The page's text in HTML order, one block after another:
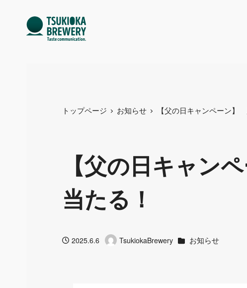
トップページ お知らせ 【父の日キャンペーン
【父の日キャン
当たる！
投稿日2025.6.6 著
TsukiokaBrewery カテゴリー
お知らせ